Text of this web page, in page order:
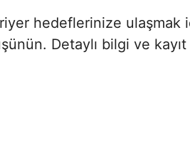
hedeflerinize ulaşmak
Detaylı bilgi ve